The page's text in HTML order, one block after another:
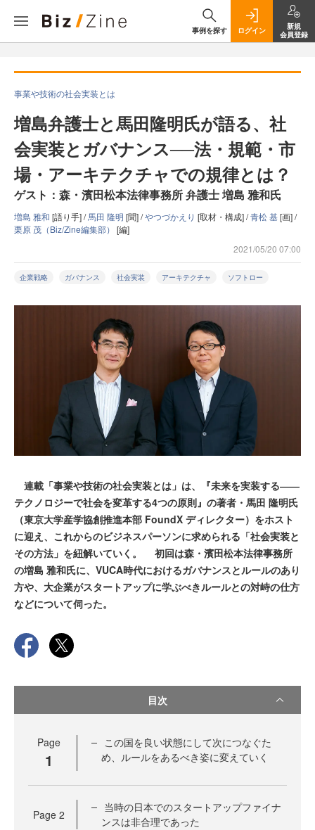
事例を探す ログイン
新規
会員登録
事業や技術の社会実装とは
増島弁護士と馬田隆明氏が語る、社
会実装とガバナンス──法・規範・市
場・アーキテクチャでの規律とは？
ゲスト：森・濱田松本法律事務所 弁護士 増島 雅和氏
増島 雅和 [語り手] /馬田 隆明 [聞] /やつづかえり [取材・構成] /青松 基[画] /
栗原 茂（Biz/Zine編集部） [編]
2021/05/20 07:00
企業戦略 ガバナンス 社会実装 アーキテクチャ ソフトロー
連載「事業や技術の社会実装とは」は、『未来を実装する――
テクノロジーで社会を変革する4つの原則』の著者・馬田 隆明氏
（東京大学産学協創推進本部 FoundX ディレクター）をホスト
に迎え、これからのビジネスパーソンに求められる「社会実装と
その方法」を紐解いていく。 初回は森・濱田松本法律事務所
の増島 雅和氏に、VUCA時代におけるガバナンスとルールのあり
方や、大企業がスタートアップに学ぶべきルールとの対峙の仕方
などについて伺った。
目次
Page
1
この国を良い状態にして次につなぐた
め、ルールをあるべき姿に変えていく
Page 2
当時の日本でのスタートアップファイナ
ンスは非合理であった